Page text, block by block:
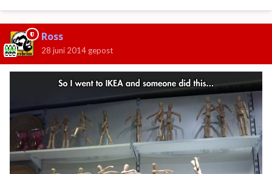
Ross
28 juni 2014 gepost